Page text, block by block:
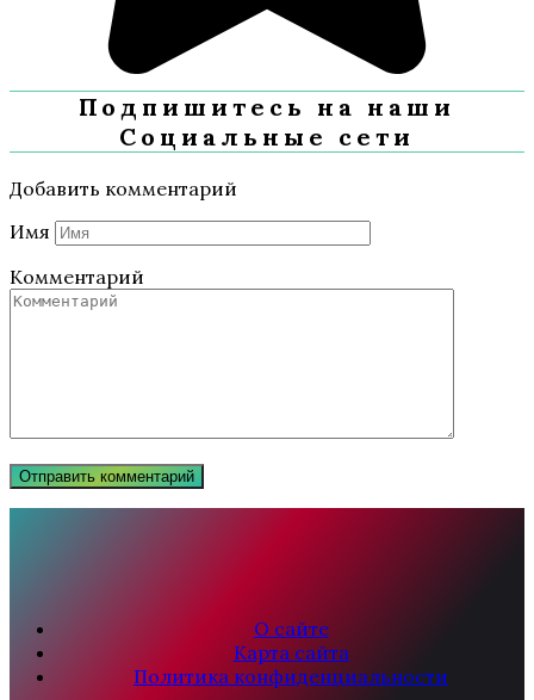
Подпишитесь на наши
Социальные сети
Добавить комментарий
Имя
Комментарий
О сайте
Карта сайта
Политика конфиденциальности